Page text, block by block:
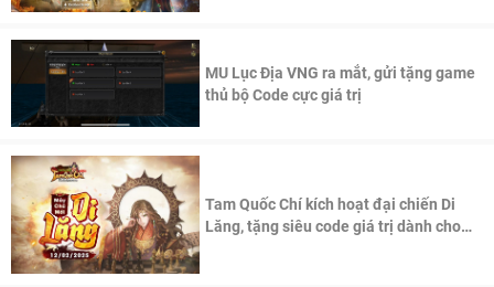
MU Lục Địa VNG ra mắt, gửi tặng game
thủ bộ Code cực giá trị
Tam Quốc Chí kích hoạt đại chiến Di
Lăng, tặng siêu code giá trị dành cho